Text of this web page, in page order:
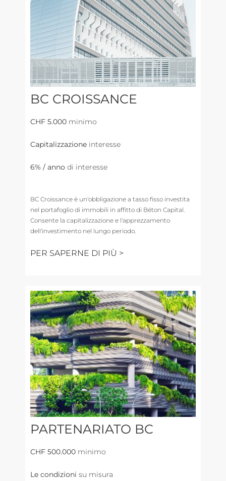
BC CROISSANCE
CHF 5.000 minimo
Capitalizzazione interesse
6% / anno di interesse
BC Croissance è un'obbligazione a tasso fisso investita
nel portafoglio di immobili in affitto di Béton Capital.
Consente la capitalizzazione e l'apprezzamento
dell'investimento nel lungo periodo.
PER SAPERNE DI PIÙ >
PARTENARIATO BC
CHF 500.000 minimo
Le condizioni su misura